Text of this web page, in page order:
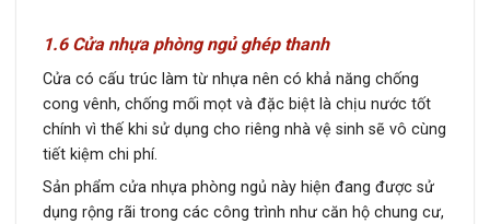
1.6 Cửa nhựa phòng ngủ ghép thanh
Cửa có cấu trúc làm từ nhựa nên có khả năng chống
cong vênh, chống mối mọt và đặc biệt là chịu nước tốt
chính vì thế khi sử dụng cho riêng nhà vệ sinh sẽ vô cùng
tiết kiệm chi phí.
Sản phẩm cửa nhựa phòng ngủ này hiện đang được sử
dụng rộng rãi trong các công trình như căn hộ chung cư,